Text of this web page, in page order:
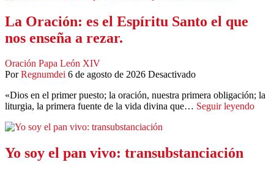
La Oración: es el Espíritu Santo el que
nos enseña a rezar.
Oración Papa León XIV
Por Regnumdei 6 de agosto de 2026 Desactivado
«Dios en el primer puesto; la oración, nuestra primera obligación; la
liturgia, la primera fuente de la vida divina que… Seguir leyendo
Yo soy el pan vivo: transubstanciación